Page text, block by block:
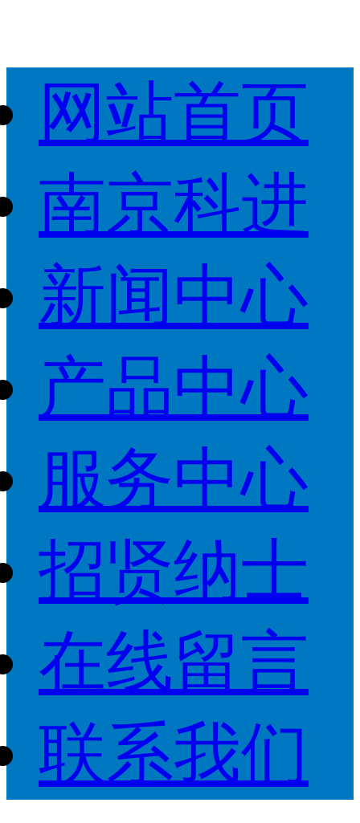
网站首页
南京科进
新闻中心
产品中心
服务中心
招贤纳士
在线留言
联系我们